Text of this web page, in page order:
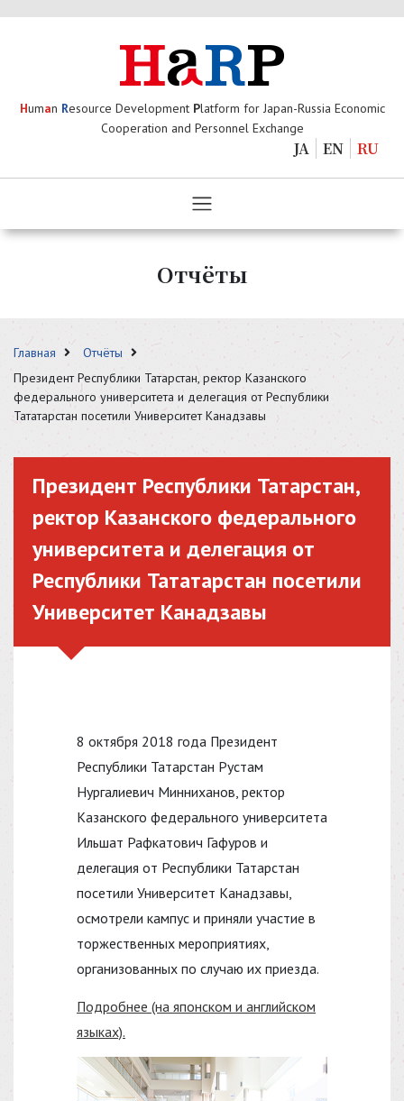
Human Resource Development Platform for Japan-Russia Economic
Cooperation and Personnel Exchange
JA EN RU
Отчёты
Главная
Отчёты
Президент Республики Татарстан, ректор Казанского
федерального университета и делегация от Республики
Тататарстан посетили Университет Канадзавы
Президент Республики Татарстан,
ректор Казанского федерального
университета и делегация от
Республики Тататарстан посетили
Университет Канадзавы
8 октября 2018 года Президент
Республики Татарстан Рустам
Нургалиевич Минниханов, ректор
Казанского федерального университета
Ильшат Рафкатович Гафуров и
делегация от Республики Татарстан
посетили Университет Канадзавы,
осмотрели кампус и приняли участие в
торжественных мероприятиях,
организованных по случаю их приезда.
Подробнее (на японском и английском
языках).